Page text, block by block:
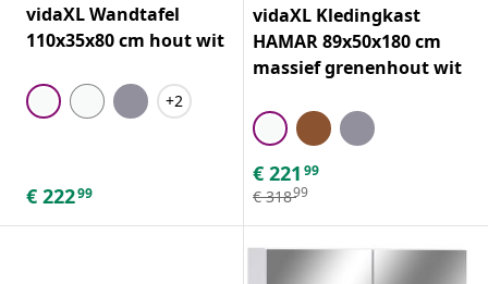
vidaXL Wandtafel
110x35x80 cm hout wit
+2
€ 22299
vidaXL Kledingkast
HAMAR 89x50x180 cm
massief grenenhout wit
€ 221 99
€ 31899